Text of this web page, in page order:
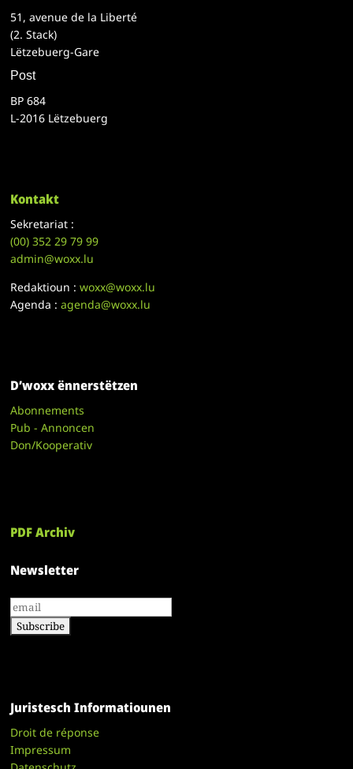
51, avenue de la Liberté
(2. Stack)
Lëtzebuerg-Gare
Post
BP 684
L-2016 Lëtzebuerg
Kontakt
Sekretariat :
(00)352 29 79 99
admin@woxx.lu
Redaktioun :woxx@woxx.lu
Agenda :agenda@woxx.lu
D’woxx ënnerstëtzen
Abonnements
Pub - Annoncen
Don/Kooperativ
PDF Archiv
Newsletter
Juristesch Informatiounen
Droit de réponse
Impressum